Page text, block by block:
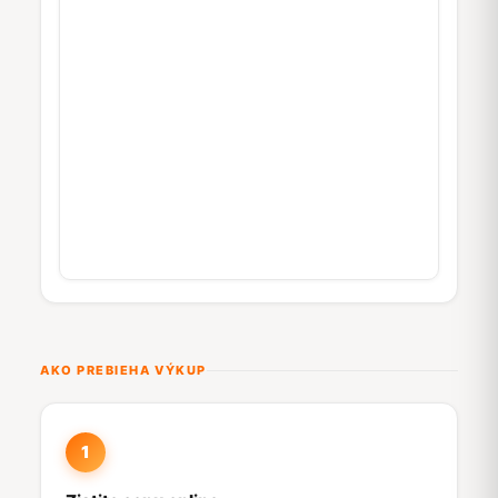
AKO PREBIEHA VÝKUP
1